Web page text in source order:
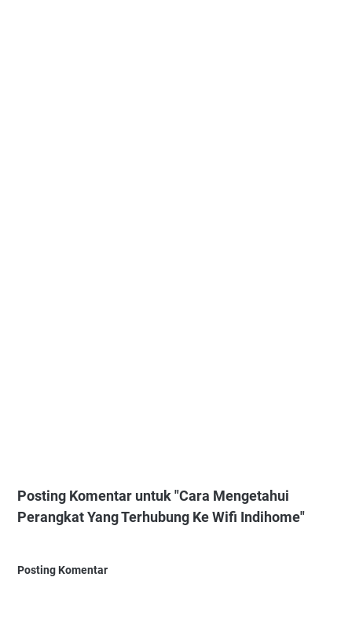
Posting Komentar untuk "Cara Mengetahui
Perangkat Yang Terhubung Ke Wifi Indihome"
Posting Komentar